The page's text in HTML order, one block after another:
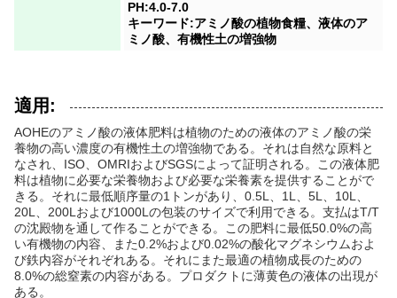
PH:4.0-7.0
キーワード:アミノ酸の植物食糧、液体のア
ミノ酸、有機性土の増強物
適用:
AOHEのアミノ酸の液体肥料は植物のための液体のアミノ酸の栄
養物の高い濃度の有機性土の増強物である。それは自然な原料と
なされ、ISO、OMRIおよびSGSによって証明される。この液体肥
料は植物に必要な栄養物および必要な栄養素を提供することがで
きる。それに最低順序量の1トンがあり、0.5L、1L、5L、10L、
20L、200Lおよび1000Lの包装のサイズで利用できる。支払はT/T
の沈殿物を通して作ることができる。この肥料に最低50.0%の高
い有機物の内容、また0.2%および0.02%の酸化マグネシウムおよ
び鉄内容がそれぞれある。それにまた最適の植物成長のための
8.0%の総窒素の内容がある。プロダクトに薄黄色の液体の出現が
ある。